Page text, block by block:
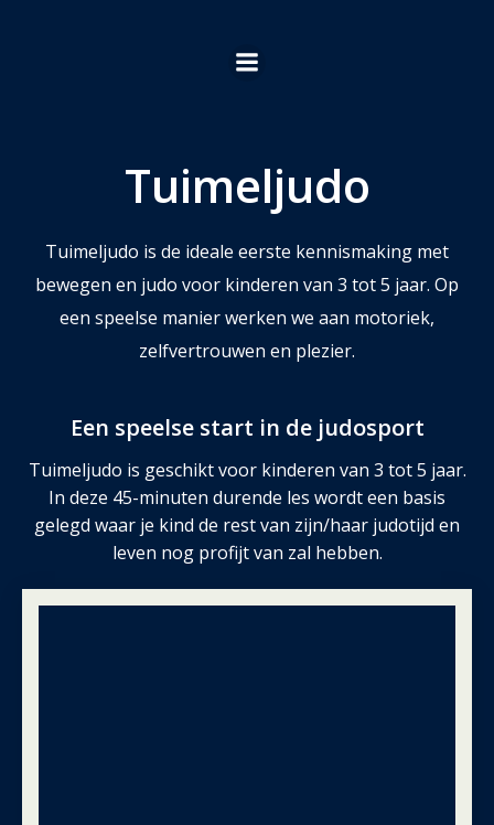
de
Tuimeljudo
Tuimeljudo is de ideale eerste kennismaking met
bewegen en judo voor kinderen van 3 tot 5 jaar. Op
een speelse manier werken we aan motoriek,
zelfvertrouwen en plezier.
Een speelse start in de judosport
Tuimeljudo is geschikt voor kinderen van 3 tot 5 jaar.
In deze 45-minuten durende les wordt een basis
gelegd waar je kind de rest van zijn/haar judotijd en
leven nog profijt van zal hebben.